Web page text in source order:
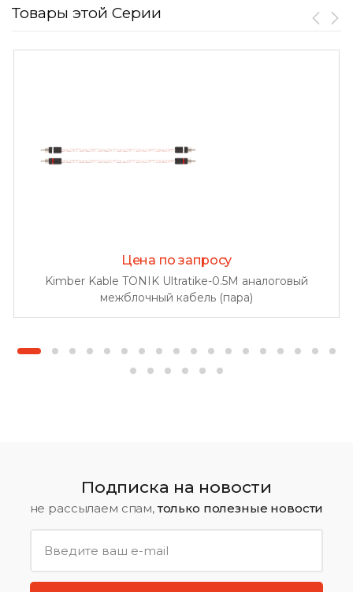
Товары этой Серии
Цена по запросу
Kimber Kable TONIK Ultratike-0.5M аналоговый
межблочный кабель (пара)
Подписка на новости
не рассылаем спам,только полезные новости